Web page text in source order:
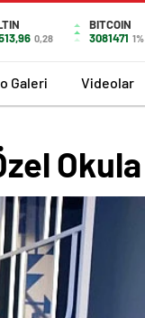
0,28
BITCOIN
3081471 1%
Galeri Videolar